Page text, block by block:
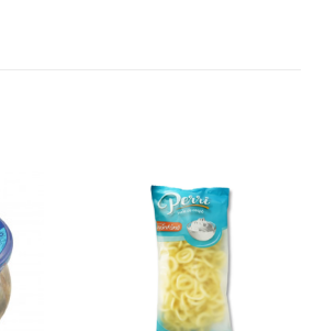
характерна за малините.
постепенно се допълва от леката
омекотява сладостта и придава
балансиран завършек.
с вкус на малина е подходяща за
добре охладена, като предлага
с приятна свежест. Тя е